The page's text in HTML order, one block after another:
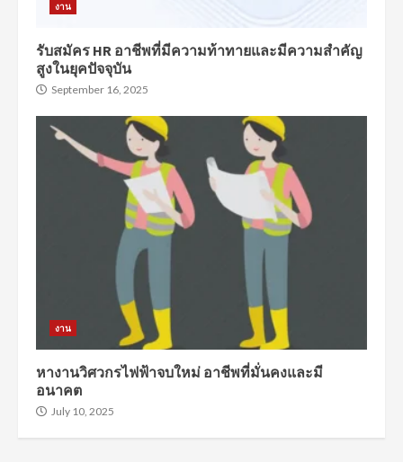
งาน
รับสมัคร HR อาชีพที่มีความท้าทายและมีความสำคัญ
สูงในยุคปัจจุบัน
September 16, 2025
งาน
หางานวิศวกรไฟฟ้าจบใหม่ อาชีพที่มั่นคงและมี
อนาคต
July 10, 2025